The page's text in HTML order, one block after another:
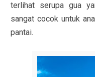
terlihat serupa gua
sangat cocok untuk
pantai.